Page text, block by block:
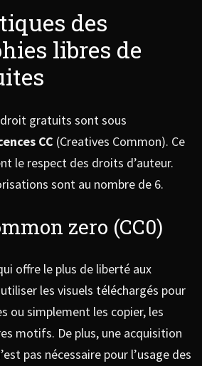
des
libres de
gratuits sont sous
CC (Creatives Common). Ce
le respect des droits d’auteur.
sont au nombre de 6.
zero (CC0)
offre le plus de liberté aux
les visuels téléchargés pour
ou simplement les copier, les
motifs. De plus, une acquisition
pas nécessaire pour l’usage des